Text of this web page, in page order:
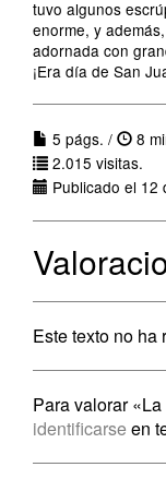
tuvo algunos
enorme, y
adornada con
¡Era día de San
5 págs. /
8
2.015 visitas.
Publicado el 12
Este texto no
Para valorar
identificarse en